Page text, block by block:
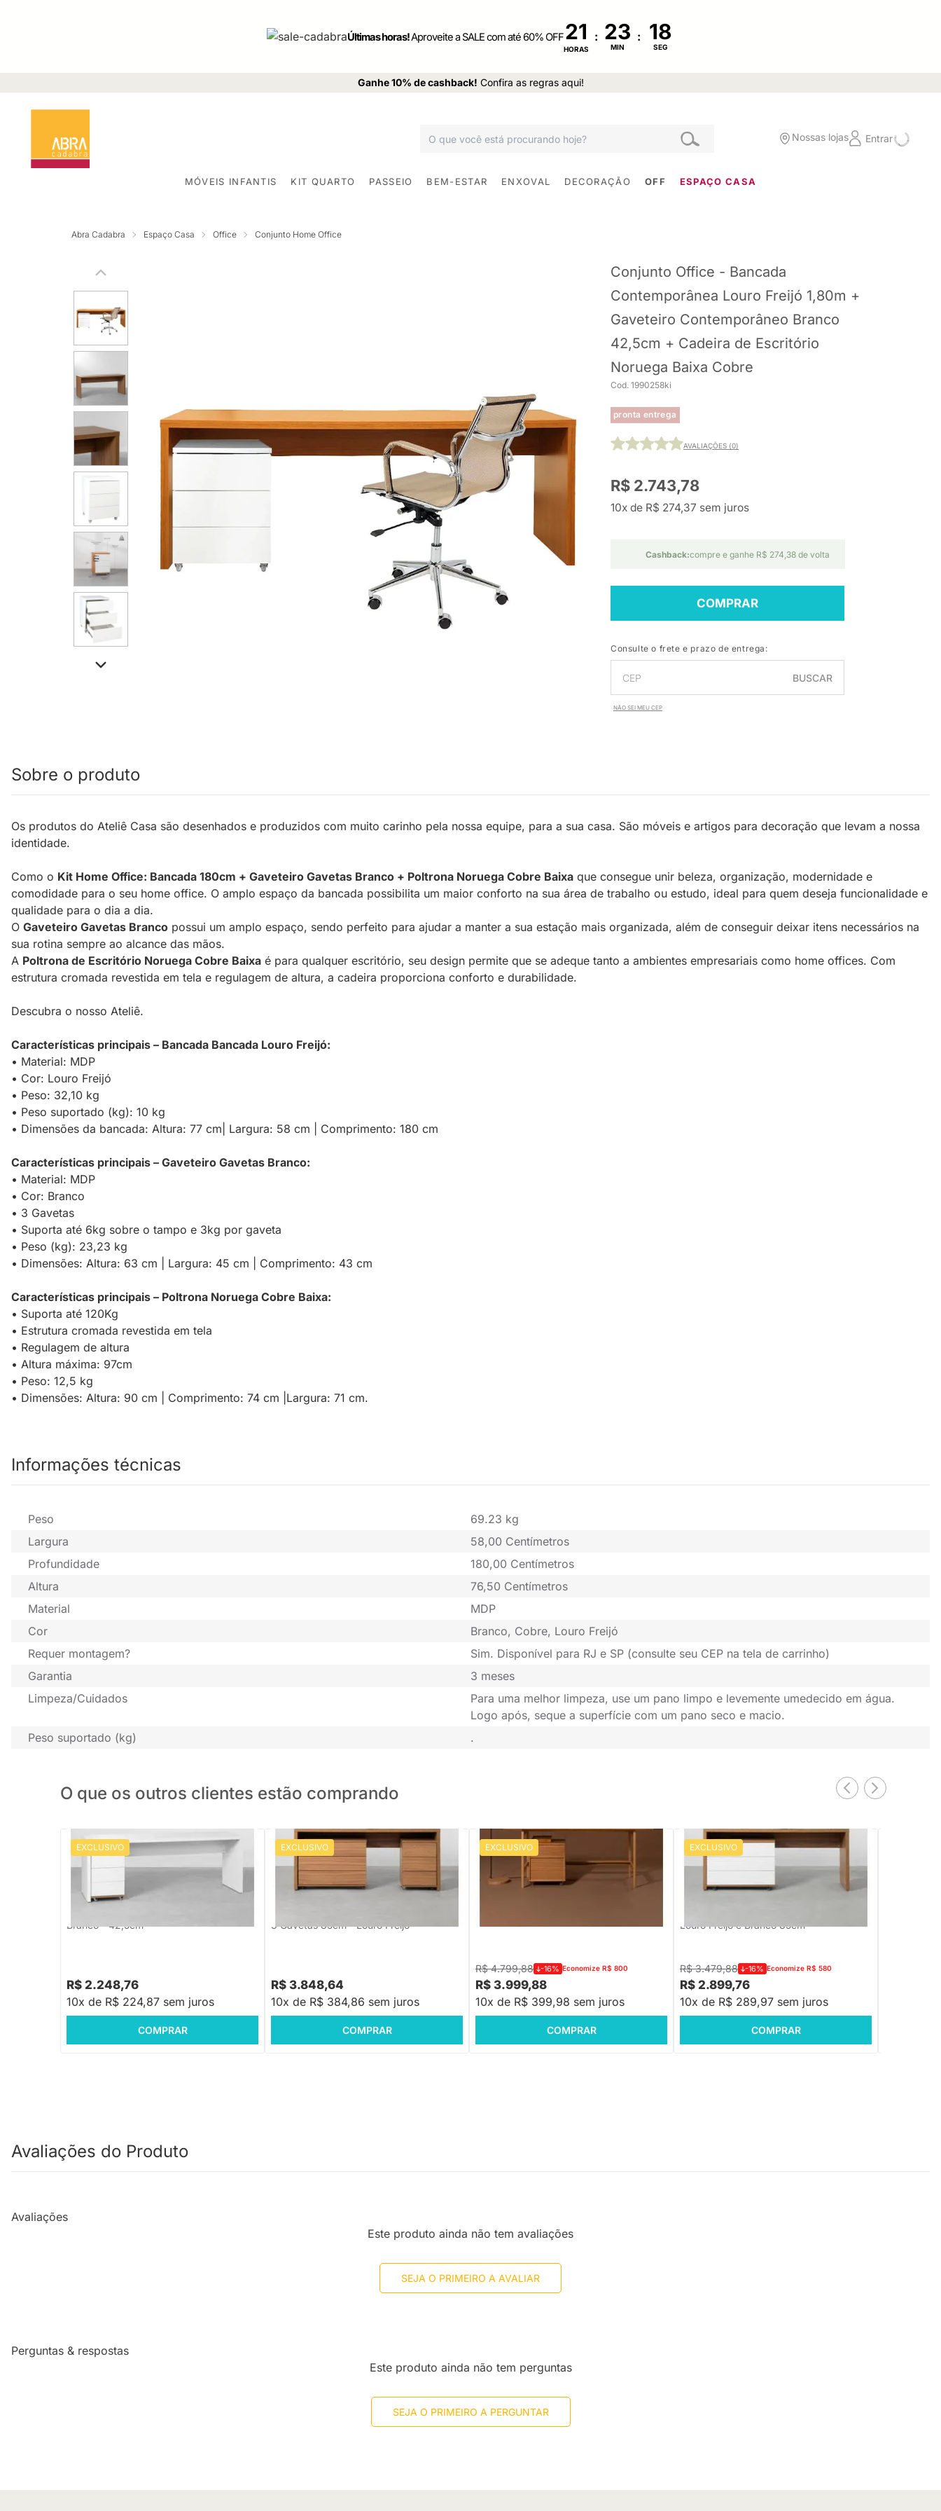
Últimas horas!Aproveite a SALE com até 60% OFF21
HORAS
:
MIN
:
SEG
Ganhe 10% de cashback! Confira as regras aqui!
Nossas lojas Entrar
MÓVEIS INFANTIS KIT QUARTO PASSEIO BEM-ESTAR ENXOVAL DECORAÇÃO OFF ESPAÇO CASA
Abra Cadabra Espaço Casa Office Conjunto Home Office
Conjunto Office - Bancada
Contemporânea Louro Freijó 1,80m +
Gaveteiro Contemporâneo Branco
42,5cm + Cadeira de Escritório
Noruega Baixa Cobre
Cod. 1990258ki
pronta entrega
AVALIAÇÕES (0)
R$ 2.743,78
10x de R$ 274,37 sem juros
Cashback:compre e ganhe R$ 274,38 de volta
COMPRAR
Consulte o frete e prazo de entrega:
BUSCAR
NÃO SEI MEU CEP
Sobre o produto
Os produtos do Ateliê Casa são desenhados e produzidos com muito carinho pela nossa equipe, para a sua casa. São móveis e artigos para decoração que levam a nossa
identidade.
Como o Kit Home Office: Bancada 180cm + Gaveteiro Gavetas Branco + Poltrona Noruega Cobre Baixa que consegue unir beleza, organização, modernidade e
comodidade para o seu home office. O amplo espaço da bancada possibilita um maior conforto na sua área de trabalho ou estudo, ideal para quem deseja funcionalidade e
qualidade para o dia a dia.
O Gaveteiro Gavetas Branco possui um amplo espaço, sendo perfeito para ajudar a manter a sua estação mais organizada, além de conseguir deixar itens necessários na
sua rotina sempre ao alcance das mãos.
A Poltrona de Escritório Noruega Cobre Baixa é para qualquer escritório, seu design permite que se adeque tanto a ambientes empresariais como home offices. Com
estrutura cromada revestida em tela e regulagem de altura, a cadeira proporciona conforto e durabilidade.
Descubra o nosso Ateliê.
Características principais – Bancada Bancada Louro Freijó:
• Material: MDP
• Cor: Louro Freijó
• Peso: 32,10 kg
• Peso suportado (kg): 10 kg
• Dimensões da bancada: Altura: 77 cm| Largura: 58 cm | Comprimento: 180 cm
Características principais – Gaveteiro Gavetas Branco:
• Material: MDP
• Cor: Branco
• 3 Gavetas
• Suporta até 6kg sobre o tampo e 3kg por gaveta
• Peso (kg): 23,23 kg
• Dimensões: Altura: 63 cm | Largura: 45 cm | Comprimento: 43 cm
Características principais – Poltrona Noruega Cobre Baixa:
• Suporta até 120Kg
• Estrutura cromada revestida em tela
• Regulagem de altura
• Altura máxima: 97cm
• Peso: 12,5 kg
• Dimensões: Altura: 90 cm | Comprimento: 74 cm |Largura: 71 cm.
Informações técnicas
Peso
69.23 kg
Largura
58,00 Centímetros
Profundidade
180,00 Centímetros
Altura
76,50 Centímetros
Material
MDP
Cor
Branco, Cobre, Louro Freijó
Requer montagem?
Sim. Disponível para RJ e SP (consulte seu CEP na tela de carrinho)
Garantia
3 meses
Limpeza/Cuidados
Para uma melhor limpeza, use um pano limpo e levemente umedecido em água.
Logo após, seque a superfície com um pano seco e macio.
Peso suportado (kg)
.
O que os outros clientes estão comprando
EXCLUSIVO PRONTA ENTREGA
Contemporânea Branco - 1,80m +
Branco - 42,5cm
R$ 2.248,76
10x de R$ 224,87 sem juros
COMPRAR
EXCLUSIVO PRONTA ENTREGA
Conjunto Office - Bancada
Contemporânea Louro Freijó 1,80m +
3 Gavetas 85cm - Louro Freijó
R$ 3.848,64
10x de R$ 384,86 sem juros
COMPRAR
EXCLUSIVO PRONTA ENTREGA
Conjunto Office - Escrivaninha Nori
Natural 1,85m + Gaveteiro Nori Natural
R$ 4.799,88 -16% Economize R$ 800
R$ 3.999,88
10x de R$ 399,98 sem juros
COMPRAR
EXCLUSIVO PRONTA ENTREGA
Conjunto Office - Bancada
Contemporânea Louro Freijó 1,80m +
Louro Freijó e Branco 85cm
R$ 3.479,88 -16% Economize R$ 580
R$ 2.899,76
10x de R$ 289,97 sem juros
COMPRAR
Avaliações do Produto
Avaliações
Este produto ainda não tem avaliações
SEJA O PRIMEIRO A AVALIAR
Perguntas & respostas
Este produto ainda não tem perguntas
SEJA O PRIMEIRO A PERGUNTAR